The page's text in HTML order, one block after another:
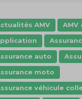
AMV
AMV
auto
moto
véhicule